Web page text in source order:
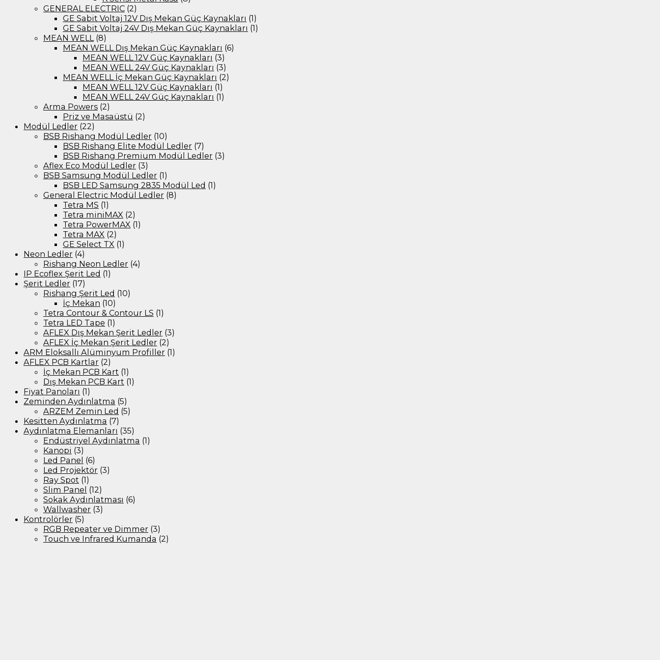
GENERAL ELECTRIC (2)
GE Sabit Voltaj 12V Dış Mekan Güç Kaynakları (1)
GE Sabit Voltaj 24V Dış Mekan Güç Kaynakları (1)
MEAN WELL (8)
MEAN WELL Dış Mekan Güç Kaynakları (6)
MEAN WELL 12V Güç Kaynakları (3)
MEAN WELL 24V Güç Kaynakları (3)
MEAN WELL İç Mekan Güç Kaynakları (2)
MEAN WELL 12V Güç Kaynakları (1)
MEAN WELL 24V Güç Kaynakları (1)
Arma Powers (2)
Priz ve Masaüstü (2)
Modül Ledler (22)
BSB Rishang Modül Ledler (10)
BSB Rishang Elite Modül Ledler (7)
BSB Rishang Premium Modül Ledler (3)
Aflex Eco Modül Ledler (3)
BSB Samsung Modül Ledler (1)
BSB LED Samsung 2835 Modül Led (1)
General Electric Modül Ledler (8)
Tetra MS (1)
Tetra miniMAX (2)
Tetra PowerMAX (1)
Tetra MAX (2)
GE Select TX (1)
Neon Ledler (4)
Rishang Neon Ledler (4)
IP Ecoflex Şerit Led (1)
Şerit Ledler (17)
Rishang Şerit Led (10)
İç Mekan (10)
Tetra Contour & Contour LS (1)
Tetra LED Tape (1)
AFLEX Dış Mekan Şerit Ledler (3)
AFLEX İç Mekan Şerit Ledler (2)
ARM Eloksallı Alüminyum Profiller (1)
AFLEX PCB Kartlar (2)
İç Mekan PCB Kart (1)
Dış Mekan PCB Kart (1)
Fiyat Panoları (1)
Zeminden Aydınlatma (5)
ARZEM Zemin Led (5)
Kesitten Aydınlatma (7)
Aydınlatma Elemanları (35)
Endüstriyel Aydınlatma (1)
Kanopi (3)
Led Panel (6)
Led Projektör (3)
Ray Spot (1)
Slim Panel (12)
Sokak Aydınlatması (6)
Wallwasher (3)
Kontrolörler (5)
RGB Repeater ve Dimmer (3)
Touch ve Infrared Kumanda (2)